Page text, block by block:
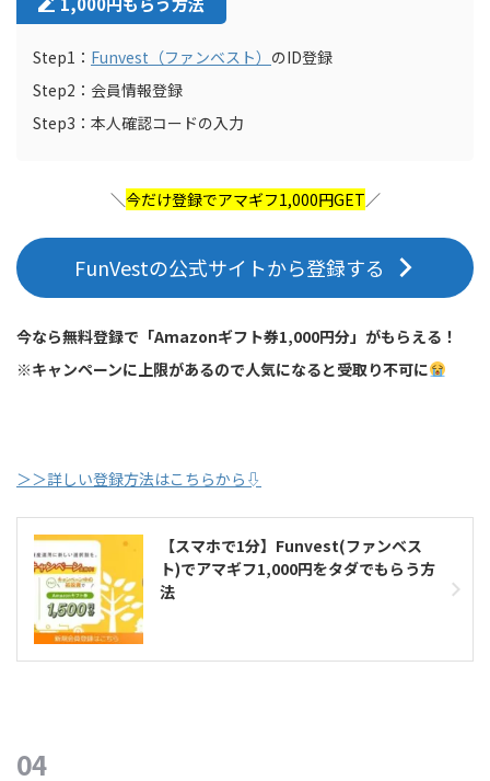
Step1： Funvest（ファンベスト） のID登録
Step2：会員情報登録
Step3：本人確認コードの入力
＼今だけ登録でアマギフ1,000円GET／
FunVestの公式サイトから登録する
今なら無料登録で「Amazonギフト券1,000円分」がもらえる！
※キャンペーンに上限があるので人気になると受取り不可に
＞＞詳しい登録方法はこちらから⇩
【スマホで1分】Funvest(ファンベス
ト)でアマギフ1,000円をタダでもらう方
法